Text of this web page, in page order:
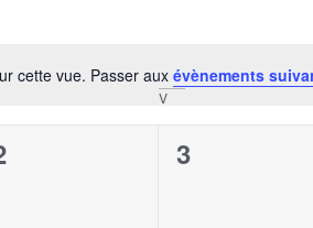
Notice
cette vue. Passer aux évènements
V
0
3